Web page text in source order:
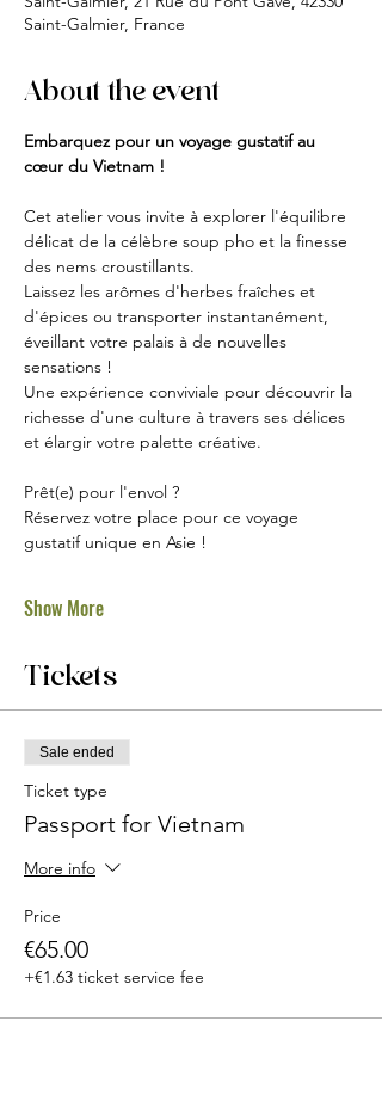
Saint-Galmier, France
About the event
Embarquez pour un voyage gustatif au
cœur du Vietnam !
Cet atelier vous invite à explorer l'équilibre
délicat de la célèbre soup pho et la finesse
des nems croustillants.
Laissez les arômes d'herbes fraîches et
d'épices ou transporter instantanément,
éveillant votre palais à de nouvelles
sensations !
Une expérience conviviale pour découvrir la
richesse d'une culture à travers ses délices
et élargir votre palette créative.
Prêt(e) pour l'envol ?
Réservez votre place pour ce voyage
gustatif unique en Asie !
Show More
Tickets
Sale ended
Ticket type
Passport for Vietnam
More info
Price
€65.00
+€1.63 ticket service fee